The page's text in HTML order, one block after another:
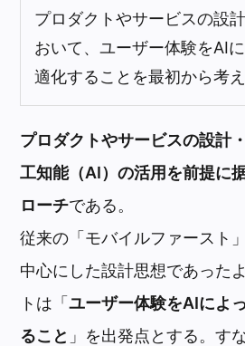
プロダクトやサービスの設
おいて、ユーザー体験をAI
適化することを最初から考
プロダクトやサービスの設計
工知能（AI）の活用を前提に
ローチである。
従来の「モバイルファースト
中心にした設計思想であった
トは「ユーザー体験をAIによ
ること 」を出発点とする。す